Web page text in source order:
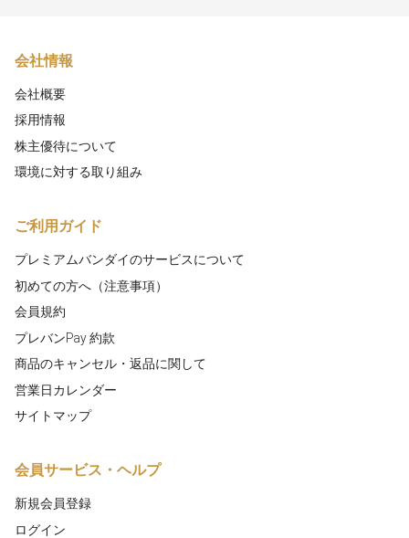
会社情報
会社概要
採用情報
株主優待について
環境に対する取り組み
ご利用ガイド
プレミアムバンダイのサービスについて
初めての方へ（注意事項）
会員規約
プレバンPay 約款
商品のキャンセル・返品に関して
営業日カレンダー
サイトマップ
会員サービス・ヘルプ
新規会員登録
ログイン